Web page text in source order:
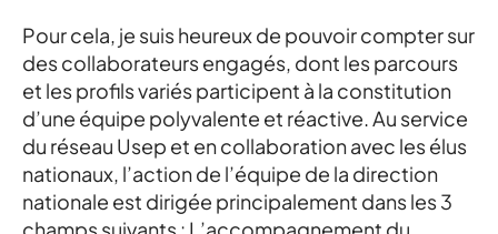
Pour cela, je suis heureux de pouvoir compter sur
des collaborateurs engagés, dont les parcours
et les profils variés participent à la constitution
d’une équipe polyvalente et réactive. Au service
du réseau Usep et en collaboration avec les élus
nationaux, l’action de l’équipe de la direction
nationale est dirigée principalement dans les 3